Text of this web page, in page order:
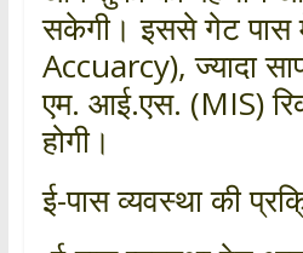
सकेगी। इससे गेट पास
Accuarcy), ज्यादा
एम. आई.एस. (MIS)
होगी।
ई-पास व्यवस्था की